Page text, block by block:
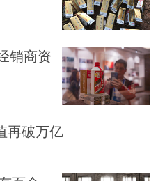
销商资
再破万亿